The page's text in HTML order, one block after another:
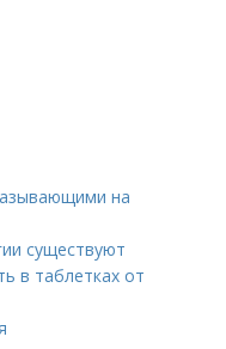
на
существуют
в таблетках от